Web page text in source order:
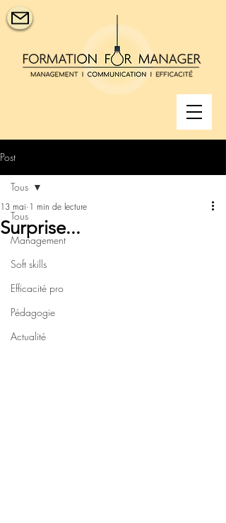
Post
Tous
Management
Soft skills
Efficacité pro
Pédagogie
Actualité
Tous
Surprise...
13 mai 1 min de lecture